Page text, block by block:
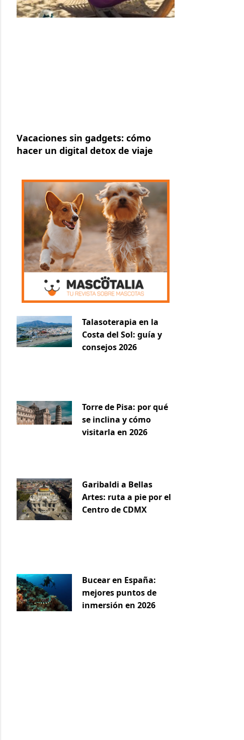
Vacaciones sin gadgets: cómo
hacer un digital detox de viaje
Talasoterapia en la
Costa del Sol: guía y
consejos 2026
Torre de Pisa: por qué
se inclina y cómo
visitarla en 2026
Garibaldi a Bellas
Artes: ruta a pie por el
Centro de CDMX
Bucear en España:
mejores puntos de
inmersión en 2026